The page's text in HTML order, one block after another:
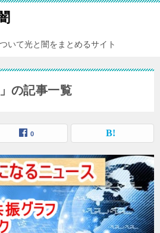
いて光と闇をまとめるサイト
の記事一覧
0